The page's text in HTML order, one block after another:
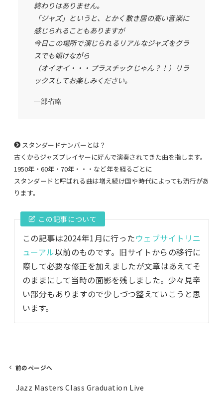
終わりはありません。
「ジャズ」というと、とかく敷き居の高い音楽に
感じられることもありますが
今日この場所で演じられるリアルなジャズをグラ
スでも傾けながら
（オイオイ・・・プラスチックじゃん？！）リラ
ックスしてお楽しみください。
一部省略
スタンダードナンバーとは？
古くからジャズプレイヤーに好んで演奏されてきた曲を指します。
1950年・60年・70年・・・など年を経るごとに
スタンダードと呼ばれる曲は増え続け国や時代によっても流行があ
ります。
この記事について
この記事は2024年1月に行ったウェブサイトリニ
ューアル以前のものです。旧サイトからの移行に
際して必要な修正を加えましたが文章はあえてそ
のままにして当時の面影を残しました。少々見辛
い部分もありますので少しづつ整えていこうと思
います。
前のページへ
Jazz Masters Class Graduation Live